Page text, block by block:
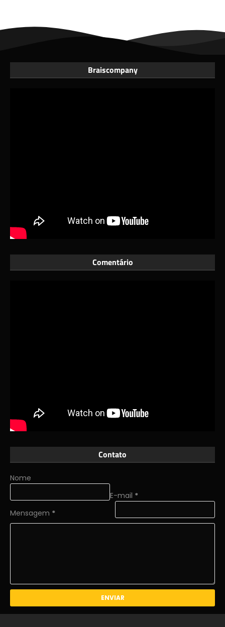
Braiscompany
Comentário
Contato
Nome
E-mail *
Mensagem *